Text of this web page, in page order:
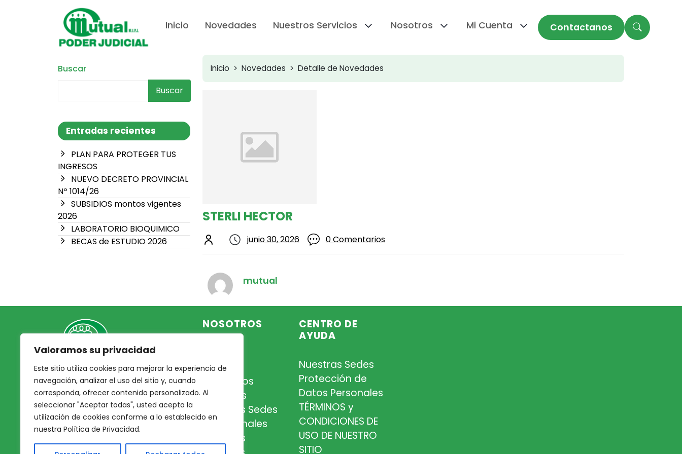
Valoramos su privacidad
Este sitio utiliza cookies para mejorar la experiencia de
navegación, analizar el uso del sitio y, cuando
corresponda, ofrecer contenido personalizado. Al
seleccionar "Aceptar todas", usted acepta la
utilización de cookies conforme a lo establecido en
nuestra Política de Privacidad.
Inicio Novedades Nuestros Servicios Nosotros Mi Cuenta Contactanos
Buscar
Buscar
Entradas recientes
PLAN PARA PROTEGER TUS
INGRESOS
NUEVO DECRETO PROVINCIAL
Nº 1014/26
SUBSIDIOS montos vigentes
2026
LABORATORIO BIOQUIMICO
BECAS de ESTUDIO 2026
Inicio Novedades Detalle de Novedades
STERLI HECTOR
junio 30, 2026 0 Comentarios
mutual
Mutual Integrantes del
Poder Judicial
afiliacion@mjpj.org.ar
+54 9 342 467-4510
NOSOTROS
Acceso
Asociados
Nosotros
Nuestras Sedes
Profesionales
Nuestros
CENTRO DE
AYUDA
Nuestras Sedes
Protección de
Datos Personales
TÉRMINOS y
CONDICIONES DE
USO DE NUESTRO
SITIO